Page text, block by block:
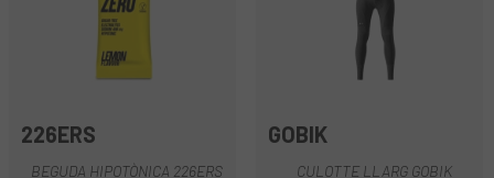
226ERS
BEGUDA HIPOTÒNICA 226ERS
GOBIK
CULOTTE LLARG GOBIK